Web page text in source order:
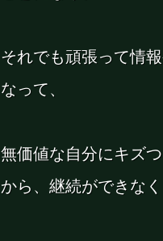
それでも頑張って情
なって、
無価値な自分にキズ
から、継続ができな